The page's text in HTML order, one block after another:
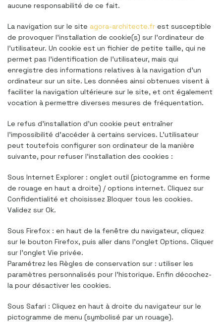
aucune responsabilité de ce fait.
La navigation sur le site agora-architecte.fr est susceptible
de provoquer l’installation de cookie(s) sur l’ordinateur de
l’utilisateur. Un cookie est un fichier de petite taille, qui ne
permet pas l’identification de l’utilisateur, mais qui
enregistre des informations relatives à la navigation d’un
ordinateur sur un site. Les données ainsi obtenues visent à
faciliter la navigation ultérieure sur le site, et ont également
vocation à permettre diverses mesures de fréquentation.
Le refus d’installation d’un cookie peut entraîner
l’impossibilité d’accéder à certains services. L’utilisateur
peut toutefois configurer son ordinateur de la manière
suivante, pour refuser l’installation des cookies :
Sous Internet Explorer : onglet outil (pictogramme en forme
de rouage en haut a droite) / options internet. Cliquez sur
Confidentialité et choisissez Bloquer tous les cookies.
Validez sur Ok.
Sous Firefox : en haut de la fenêtre du navigateur, cliquez
sur le bouton Firefox, puis aller dans l’onglet Options. Cliquer
sur l’onglet Vie privée.
Paramétrez les Règles de conservation sur : utiliser les
paramètres personnalisés pour l’historique. Enfin décochez-
la pour désactiver les cookies.
Sous Safari : Cliquez en haut à droite du navigateur sur le
pictogramme de menu (symbolisé par un rouage).